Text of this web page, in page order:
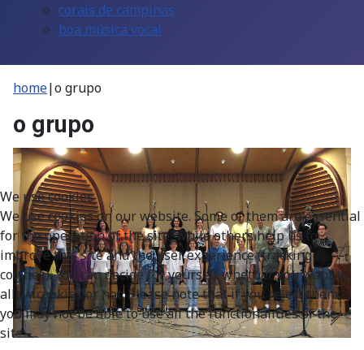
corais de campinas
boa música vocal
home|o grupo
o grupo
We use cookies
We use cookies on our website. Some of them are essential
for the operation of the site, while others help us to
improve this site and the user experience (tracking
cookies). You can decide for yourself whether you want to
allow cookies or not. Please note that if you reject them,
you may not be able to use all the functionalities of the
site.